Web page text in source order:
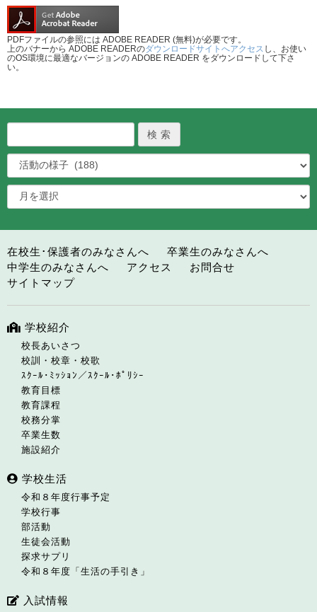
PDFファイルの参照には ADOBE READER (無料)が必要です。
上のバナーから ADOBE READERのダウンロードサイトへアクセス し、お使い
のOS環境に最適なバージョンの ADOBE READER をダウンロードして下さ
い。
在校生･保護者のみなさんへ
卒業生のみなさんへ
中学生のみなさんへ
アクセス
お問合せ
サイトマップ
学校紹介
校長あいさつ
校訓・校章・校歌
ｽｸｰﾙ･ﾐｯｼｮﾝ／ｽｸｰﾙ･ﾎﾟﾘｼｰ
教育目標
教育課程
校務分掌
卒業生数
施設紹介
学校生活
令和８年度行事予定
学校行事
部活動
生徒会活動
探求サプリ
令和８年度「生活の手引き」
入試情報